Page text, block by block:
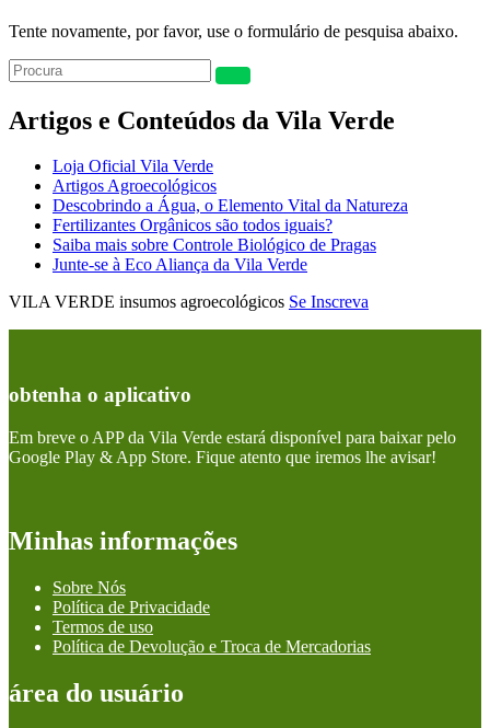
Tente novamente, por favor, use o formulário de pesquisa abaixo.
Artigos e Conteúdos da Vila Verde
Loja Oficial Vila Verde
Artigos Agroecológicos
Descobrindo a Água, o Elemento Vital da Natureza
Fertilizantes Orgânicos são todos iguais?
Saiba mais sobre Controle Biológico de Pragas
Junte-se à Eco Aliança da Vila Verde
VILA VERDE insumos agroecológicos Se Inscreva
obtenha o aplicativo
Em breve o APP da Vila Verde estará disponível para baixar pelo
Google Play & App Store. Fique atento que iremos lhe avisar!
Minhas informações
Sobre Nós
Política de Privacidade
Termos de uso
Política de Devolução e Troca de Mercadorias
área do usuário